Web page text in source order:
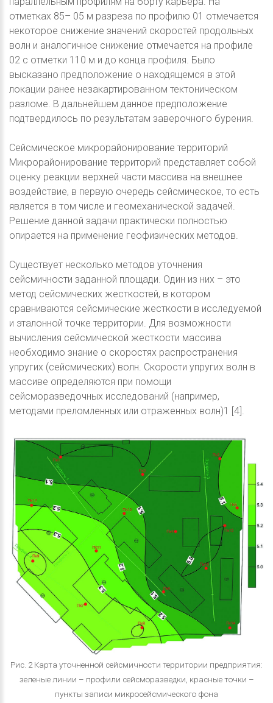
отметках 85– 05 м разреза по профилю 01 отмечается
некоторое снижение значений скоростей продольных
волн и аналогичное снижение отмечается на профиле
02 с отметки 110 м и до конца профиля. Было
высказано предположение о находящемся в этой
локации ранее незакартированном тектоническом
разломе. В дальнейшем данное предположение
подтвердилось по результатам заверочного бурения.
Сейсмическое микрорайонирование территорий
Микрорайонирование территорий представляет собой
оценку реакции верхней части массива на внешнее
воздействие, в первую очередь сейсмическое, то есть
является в том числе и геомеханической задачей.
Решение данной задачи практически полностью
опирается на применение геофизических методов.
Существует несколько методов уточнения
сейсмичности заданной площади. Один из них – это
метод сейсмических жесткостей, в котором
сравниваются сейсмические жесткости в исследуемой
и эталонной точке территории. Для возможности
вычисления сейсмической жесткости массива
необходимо знание о скоростях распространения
упругих (сейсмических) волн. Скорости упругих волн в
массиве определяются при помощи
сейсморазведочных исследований (например,
методами преломленных или отраженных волн)1 [4].
Рис. 2 Карта уточненной сейсмичности территории предприятия:
зеленые линии – профили сейсморазведки, красные точки –
пункты записи микросейсмического фона